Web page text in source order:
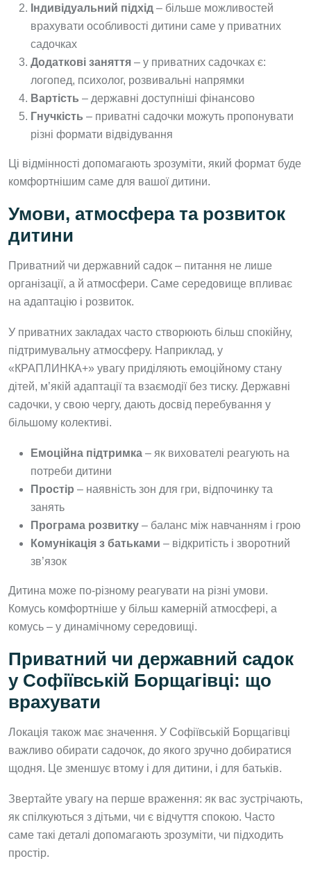
Індивідуальний підхід – більше можливостей
врахувати особливості дитини саме у приватних
садочках
Додаткові заняття – у приватних садочках є:
логопед, психолог, розвивальні напрямки
Вартість – державні доступніші фінансово
Гнучкість – приватні садочки можуть пропонувати
різні формати відвідування
Ці відмінності допомагають зрозуміти, який формат буде
комфортнішим саме для вашої дитини.
Умови, атмосфера та розвиток
дитини
Приватний чи державний садок – питання не лише
організації, а й атмосфери. Саме середовище впливає
на адаптацію і розвиток.
У приватних закладах часто створюють більш спокійну,
підтримувальну атмосферу. Наприклад, у
«КРАПЛИНКА+» увагу приділяють емоційному стану
дітей, м’якій адаптації та взаємодії без тиску. Державні
садочки, у свою чергу, дають досвід перебування у
більшому колективі.
Емоційна підтримка – як вихователі реагують на
потреби дитини
Простір – наявність зон для гри, відпочинку та
занять
Програма розвитку – баланс між навчанням і грою
Комунікація з батьками – відкритість і зворотний
зв’язок
Дитина може по-різному реагувати на різні умови.
Комусь комфортніше у більш камерній атмосфері, а
комусь – у динамічному середовищі.
Приватний чи державний садок
у Софіївській Борщагівці: що
врахувати
Локація також має значення. У Софіївській Борщагівці
важливо обирати садочок, до якого зручно добиратися
щодня. Це зменшує втому і для дитини, і для батьків.
Звертайте увагу на перше враження: як вас зустрічають,
як спілкуються з дітьми, чи є відчуття спокою. Часто
саме такі деталі допомагають зрозуміти, чи підходить
простір.